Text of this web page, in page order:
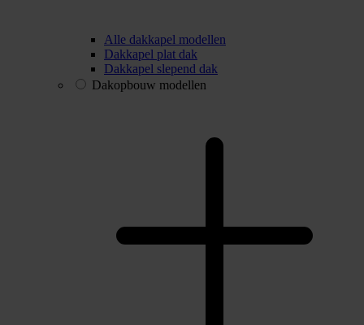
Alle dakkapel modellen
Dakkapel plat dak
Dakkapel slepend dak
Dakopbouw modellen